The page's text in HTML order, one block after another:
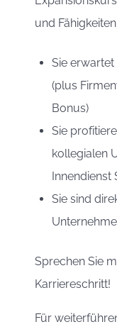
und
Sie
(plus
Bonus)
Sie
kollegialen
Innendienst
Sie sind
Sprechen Sie
Karriereschritt!
Für